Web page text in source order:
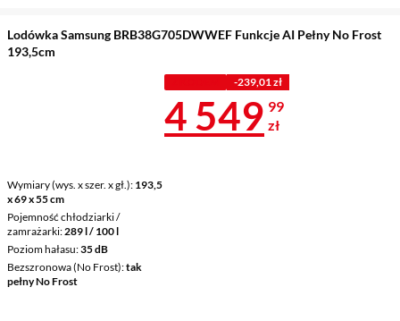
Lodówka Samsung BRB38G705DWWEF Funkcje AI Pełny No Frost
193,5cm
Wymiary (wys. x szer. x gł.) 193,5
x 69 x 55 cm
Pojemność chłodziarki /
zamrażarki 289 l / 100 l
Poziom hałasu 35 dB
Bezszronowa (No Frost) tak
pełny No Frost
-239,01 zł
Cena 4
4 549 99
zł